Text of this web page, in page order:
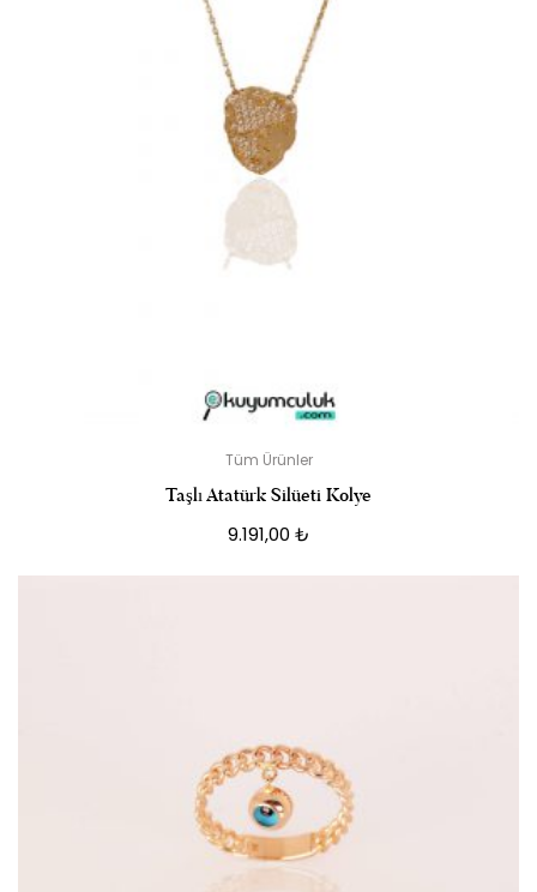
Tüm Ürünler
Taşlı Atatürk Silüeti Kolye
9.191,00 ₺